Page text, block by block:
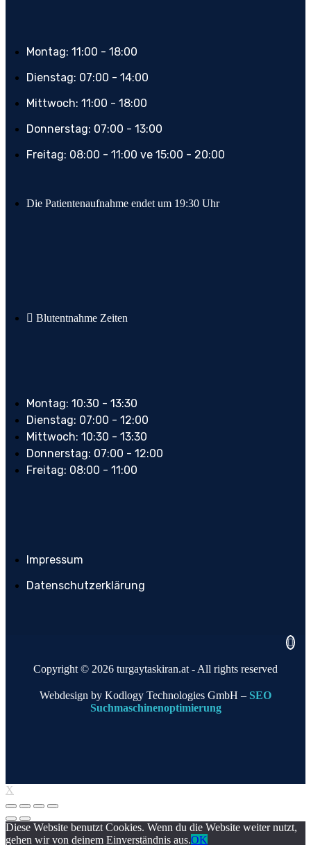
Montag: 11:00 - 18:00
Dienstag: 07:00 - 14:00
Mittwoch: 11:00 - 18:00
Donnerstag: 07:00 - 13:00
Freitag: 08:00 - 11:00 ve 15:00 - 20:00
Die Patientenaufnahme endet um 19:30 Uhr
Blutentnahme Zeiten
Montag: 10:30 - 13:30
Dienstag: 07:00 - 12:00
Mittwoch: 10:30 - 13:30
Donnerstag: 07:00 - 12:00
Freitag: 08:00 - 11:00
Impressum
Datenschutzerklärung
Copyright © 2026 turgaytaskiran.at - All rights reserved
Webdesign by Kodlogy Technologies GmbH – SEO
Suchmaschinenoptimierung
X
Diese Website benutzt Cookies. Wenn du die Website weiter nutzt,
gehen wir von deinem Einverständnis aus.OK